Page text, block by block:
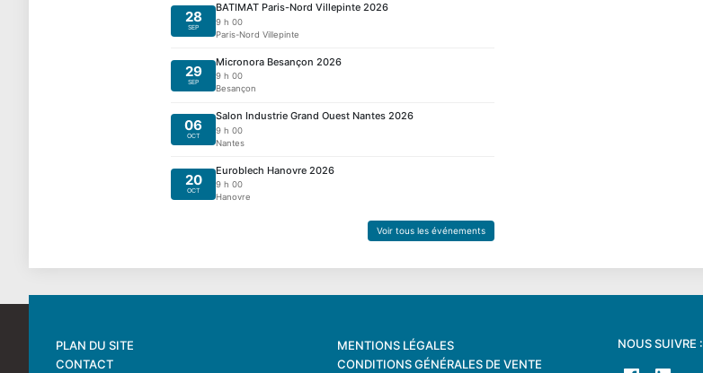
28
SEP
BATIMAT Paris-Nord Villepinte 2026
9 h 00
Paris-Nord Villepinte
29
SEP
Micronora Besançon 2026
9 h 00
Besançon
06
OCT
Salon Industrie Grand Ouest Nantes 2026
9 h 00
Nantes
20
OCT
Euroblech Hanovre 2026
9 h 00
Hanovre
Voir tous les événements
PLAN DU SITE
CONTACT
MENTIONS LÉGALES
CONDITIONS GÉNÉRALES DE VENTE
NOUS SUIVRE :